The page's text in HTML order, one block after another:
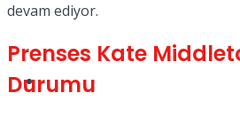
Sinema
devam ediyor.
Prenses Kate
Durumu